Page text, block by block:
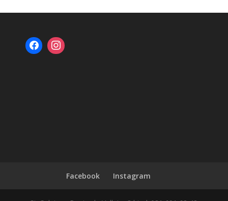
Facebook Instagram